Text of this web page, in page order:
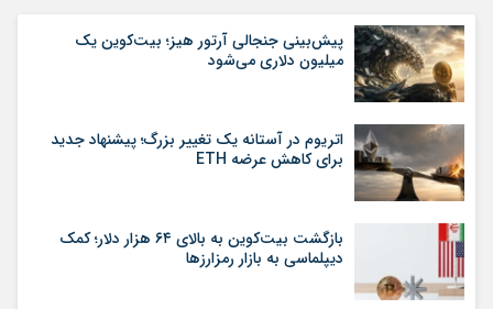
پیش‌بینی جنجالی آرتور هیز؛ بیت‌کوین یک
میلیون دلاری می‌شود
اتریوم در آستانه یک تغییر بزرگ؛ پیشنهاد جدید
برای کاهش عرضه ETH
بازگشت بیت‌کوین به بالای ۶۴ هزار دلار؛ کمک
دیپلماسی به بازار رمزارزها